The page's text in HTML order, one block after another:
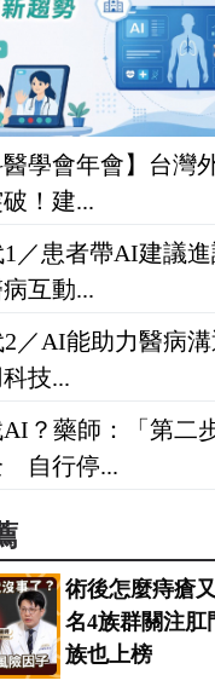
醫學會年會】台灣
！建...
／患者帶AI建議
互動...
／AI能助力醫病
技...
？藥師：「第二
自行停...
術後怎麼痔瘡
名4族群關注
族也上榜